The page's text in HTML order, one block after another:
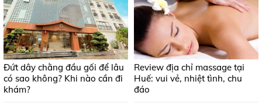
Đứt dây chằng đầu gối để lâu
có sao không? Khi nào cần đi
khám?
Review địa chỉ massage tại
Huế: vui vẻ, nhiệt tình, chu
đáo